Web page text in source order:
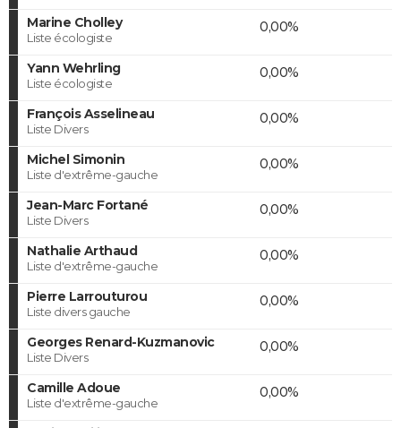
Marine Cholley
Liste écologiste
0,00%
Yann Wehrling
Liste écologiste
0,00%
François Asselineau
Liste Divers
0,00%
Michel Simonin
Liste d'extrême-gauche
0,00%
Jean-Marc Fortané
Liste Divers
0,00%
Nathalie Arthaud
Liste d'extrême-gauche
0,00%
Pierre Larrouturou
Liste divers gauche
0,00%
Georges Renard-Kuzmanovic
Liste Divers
0,00%
Camille Adoue
Liste d'extrême-gauche
0,00%